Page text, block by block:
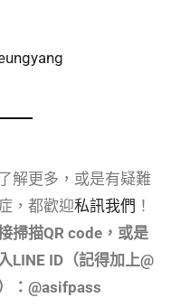
解更多，或是有疑難
，都歡迎私訊我們 ！
掃描QR code，或是
LINE ID（記得加上@
：@asifpass